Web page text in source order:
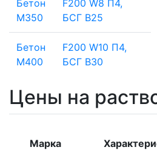
Бетон
М350
F200 W8 П4,
БСГ В25
Бетон
М400
F200 W10 П4,
БСГ В30
Цены на
Марка